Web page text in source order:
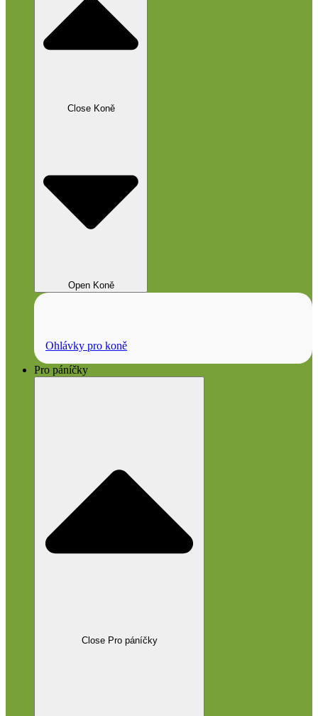
Close Koně
Open Koně
Ohlávky pro koně
Pro páníčky
Close Pro páníčky